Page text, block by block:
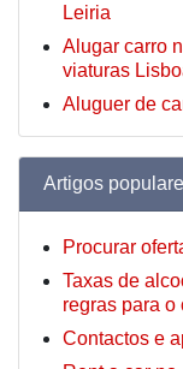
Leiria
Alugar carro
viaturas
Aluguer de
Artigos
Procurar
Taxas de
regras para o
Contactos e